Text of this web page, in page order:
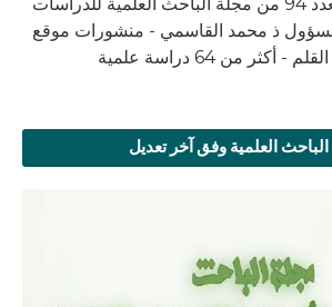
ذ محمد القاسمي - منشورات موقع
من 64 دراسة علمية
العلمية وفق آخر تعديل